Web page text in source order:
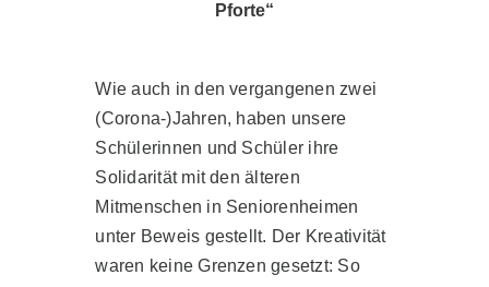
Pforte“
Wie auch in den vergangenen zwei
(Corona-)Jahren, haben unsere
Schülerinnen und Schüler ihre
Solidarität mit den älteren
Mitmenschen in Seniorenheimen
unter Beweis gestellt. Der Kreativität
waren keine Grenzen gesetzt: So